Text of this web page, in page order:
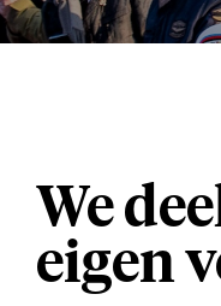
We
eigen